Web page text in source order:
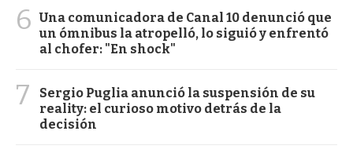
6 Una comunicadora de Canal 10 denunció que
un ómnibus la atropelló, lo siguió y enfrentó
al chofer: "En shock"
7
Sergio Puglia anunció la suspensión de su
reality: el curioso motivo detrás de la
decisión